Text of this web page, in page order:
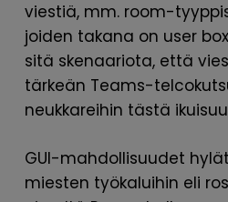
viestiä, mm. room-
joiden takana on user
sitä skenaariota, että
tärkeän Teams-
neukkareihin tästä
GUI-mahdollisuudet
miesten työkaluihin eli